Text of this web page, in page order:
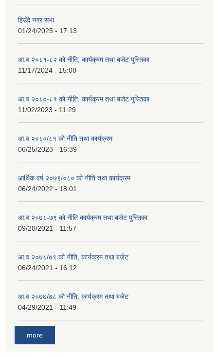
हिउँदे नगर सभा
01/24/2025 - 17:13
आ.व २०८१-८२ को नीति, कार्यक्रम तथा बजेट पुस्तिका
11/17/2024 - 15:00
आ.व २०८०-८१ को नीति, कार्यक्रम तथा बजेट पुस्तिका
11/02/2023 - 11:29
आ.व २०८०/८१ को नीति तथा कार्यक्रम
06/25/2023 - 16:39
आर्थिक वर्ष २०७९/०८० को नीति तथा कार्यक्रम
06/24/2022 - 18:01
आ.व २०७८-७९ को नीति कार्यक्रम तथा बजेट पुस्तिका
09/20/2021 - 11:57
आ.व २०७८/७९ को नीति, कार्यक्रम तथा बजेट
06/24/2021 - 16:12
आ.व २०७७/७८ को नीति, कार्यक्रम तथा बजेट
04/29/2021 - 11:49
more